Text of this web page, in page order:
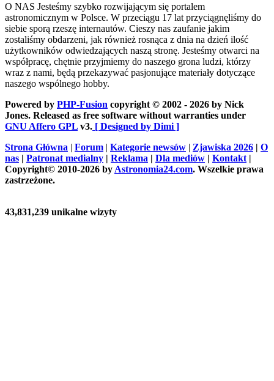
O NAS Jesteśmy szybko rozwijającym się portalem
astronomicznym w Polsce. W przeciągu 17 lat przyciągnęliśmy do
siebie sporą rzeszę internautów. Cieszy nas zaufanie jakim
zostaliśmy obdarzeni, jak również rosnąca z dnia na dzień ilość
użytkowników odwiedzających naszą stronę. Jesteśmy otwarci na
współpracę, chętnie przyjmiemy do naszego grona ludzi, którzy
wraz z nami, będą przekazywać pasjonujące materiały dotyczące
naszego wspólnego hobby.
Powered by PHP-Fusion copyright © 2002 - 2026 by Nick
Jones. Released as free software without warranties under
GNU Affero GPL v3. [ Designed by Dimi ]
Strona Główna | Forum | Kategorie newsów | Zjawiska 2026 | O
nas | Patronat medialny | Reklama | Dla mediów | Kontakt |
Copyright© 2010-2026 by Astronomia24.com. Wszelkie prawa
zastrzeżone.
43,831,239 unikalne wizyty